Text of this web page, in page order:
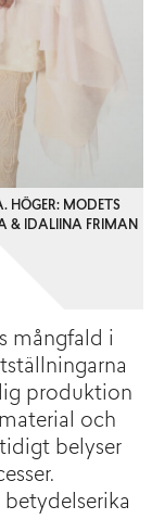
HÖGER: MODETS
& IDALIINA FRIMAN
mångfald i
produktion
och
belyser